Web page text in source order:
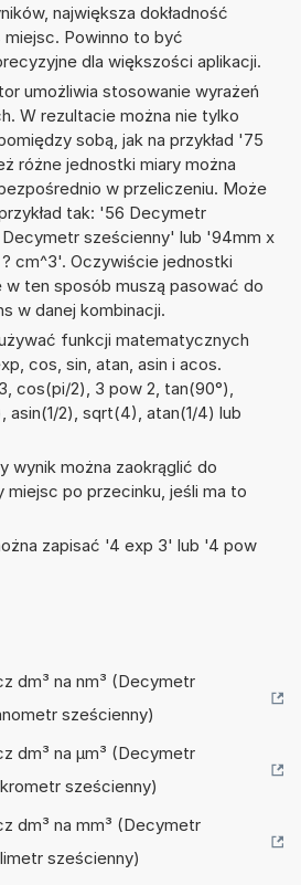
największa dokładność
miejsc. Powinno to być
dla większości aplikacji.
umożliwia stosowanie wyrażeń
W rezultacie można nie tylko
sobą, jak na przykład '75
różne jednostki miary można
w przeliczeniu. Może
tak: '56 Decymetr
Decymetr sześcienny' lub '94mm x
cm^3'. Oczywiście jednostki
w ten sposób muszą pasować do
w danej kombinacji.
funkcji matematycznych
cos, sin, atan, asin i acos.
cos(pi/2), 3 pow 2, tan(90°),
asin(1/2), sqrt(4), atan(1/4) lub
wynik można zaokrąglić do
miejsc po przecinku, jeśli ma to
zapisać '4 exp 3' lub '4 pow
dm³ na nm³ (Decymetr
sześcienny)
dm³ na µm³ (Decymetr
sześcienny)
dm³ na mm³ (Decymetr
sześcienny)